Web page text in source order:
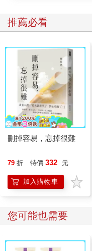
如是反覆一下午，就能完
這也是為什麼，很多教過
為一名作家，整天寫臉書
我並沒有完全抄襲我母親
狀況下，一句一句「引導
常年幼，我仍然不太滿意
時，我已經絞盡腦汁、用
字了。
不是因為「九族文化村」
為，我覺得她的句子還是
字太多，筆劃也太多。
可以，我會少寫幾次主
經有「我」或「我們」
發現我偷懶。或者，當
眼，比如上述場景第二
一次甚至不講。至於要
識」二字共三十三劃，「
我會非常、非常慎重地，
推薦必看
刪掉容易，忘掉很難
79 折 特價 332 元
加入購物車
您可能也需要